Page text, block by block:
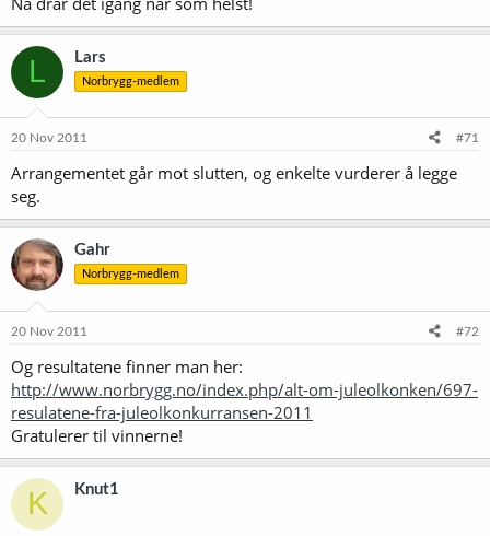
L Lars
Norbrygg-medlem
20 Nov 2011 #71
Arrangementet går mot slutten, og enkelte vurderer å legge
seg.
Gahr
Norbrygg-medlem
20 Nov 2011 #72
Og resultatene finner man her:
http://www.norbrygg.no/index.php/alt-om-juleolkonken/697-
resulatene-fra-juleolkonkurransen-2011
Gratulerer til vinnerne!
K Knut1